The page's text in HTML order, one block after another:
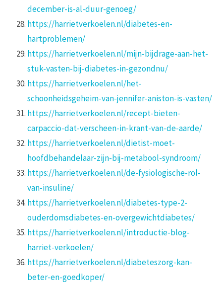
december-is-al-duur-genoeg/
https://harrietverkoelen.nl/diabetes-en-
hartproblemen/
https://harrietverkoelen.nl/mijn-bijdrage-aan-het-
stuk-vasten-bij-diabetes-in-gezondnu/
https://harrietverkoelen.nl/het-
schoonheidsgeheim-van-jennifer-aniston-is-vasten/
https://harrietverkoelen.nl/recept-bieten-
carpaccio-dat-verscheen-in-krant-van-de-aarde/
https://harrietverkoelen.nl/dietist-moet-
hoofdbehandelaar-zijn-bij-metabool-syndroom/
https://harrietverkoelen.nl/de-fysiologische-rol-
van-insuline/
https://harrietverkoelen.nl/diabetes-type-2-
ouderdomsdiabetes-en-overgewichtdiabetes/
https://harrietverkoelen.nl/introductie-blog-
harriet-verkoelen/
https://harrietverkoelen.nl/diabeteszorg-kan-
beter-en-goedkoper/